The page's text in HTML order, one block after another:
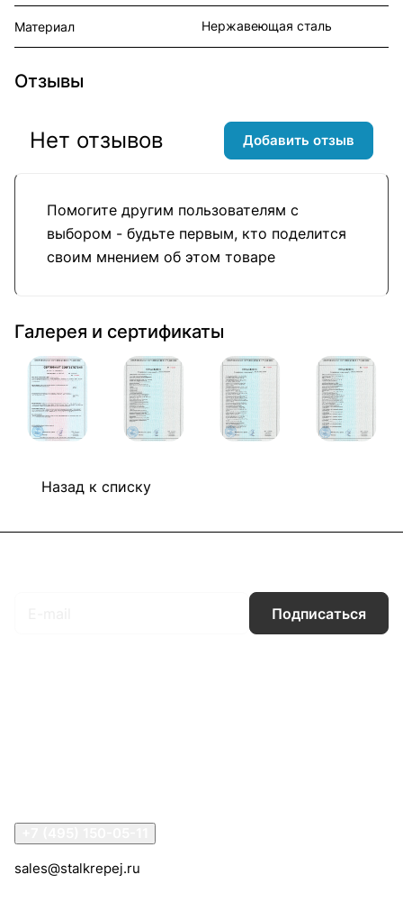
Материал Нержавеющая сталь
Отзывы
Помогите другим пользователям с
выбором - будьте первым, кто поделится
своим мнением об этом товаре
Нет отзывов Добавить отзыв
Галерея и сертификаты
Назад к списку
Подписаться
sales@stalkrepej.ru